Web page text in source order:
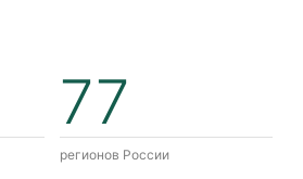
77
регионов России